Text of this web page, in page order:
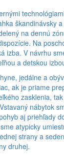
škandinávsky
na dennú
Na
izba. V návrhu
a detskou
jedálne a
ak je priame
zasklenia,
nábytok
aj priehľady
atypicky
strany a
druhej.